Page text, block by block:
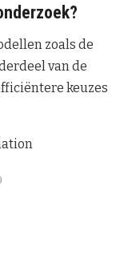
zoals de
van de
keuzes